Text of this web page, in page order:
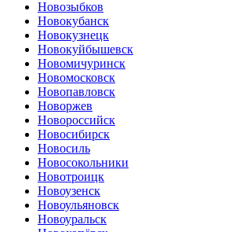
Новозыбков
Новокубанск
Новокузнецк
Новокуйбышевск
Новомичуринск
Новомосковск
Новопавловск
Новоржев
Новороссийск
Новосибирск
Новосиль
Новосокольники
Новотроицк
Новоузенск
Новоульяновск
Новоуральск